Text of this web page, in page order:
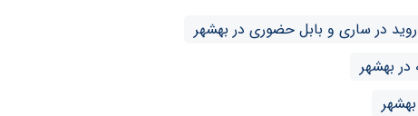
در ساری و بابل حضوری در بهشهر